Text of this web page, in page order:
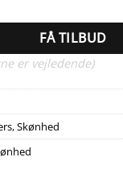
FÅ TILBUD
er vejledende)
,Skønhed